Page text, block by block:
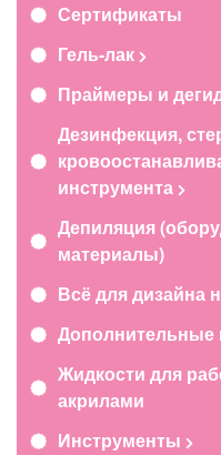
Сертификаты
Гель-лак
Праймеры и
Дезинфекция,
инструмента
Депиляция
материалы)
Всё для дизайна
Дополнительные
Жидкости для
акрилами
Инструменты